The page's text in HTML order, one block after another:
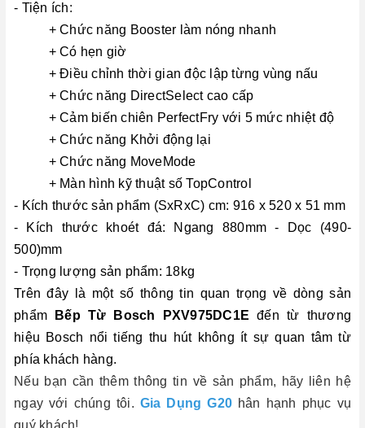
- Tiện ích:
+ Chức năng Booster làm nóng nhanh
+ Có hẹn giờ
+ Điều chỉnh thời gian độc lập từng vùng nấu
+ Chức năng DirectSelect cao cấp
+ Cảm biến chiên PerfectFry với 5 mức nhiệt độ
+ Chức năng Khởi động lại
+ Chức năng MoveMode
+ Màn hình kỹ thuật số TopControl
- Kích thước sản phẩm (SxRxC) cm: 916 x 520 x 51 mm
- Kích thước khoét đá: Ngang 880mm - Dọc (490-
500)mm
- Trọng lượng sản phẩm: 18kg
Trên đây là một số thông tin quan trọng về dòng sản
phẩm
Bếp Từ Bosch PXV975DC1E đến từ thương
hiệu Bosch nổi tiếng thu hút không ít sự quan tâm từ
phía khách hàng.
Nếu bạn cần thêm thông tin về sản phẩm, hãy liên hệ
ngay với chúng tôi. Gia Dụng G20 hân hạnh phục vụ
quý khách!